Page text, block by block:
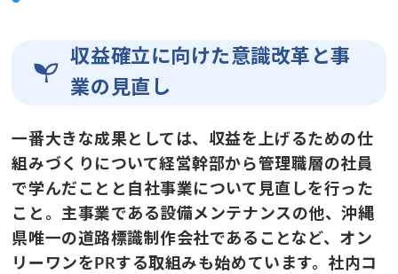
収益確立に向けた意識改革と事
業の見直し
一番大きな成果としては、収益を上げるための仕
組みづくりについて経営幹部から管理職層の社員
で学んだことと自社事業について見直しを行った
こと。主事業である設備メンテナンスの他、沖縄
県唯一の道路標識制作会社であることなど、オン
リーワンをPRする取組みも始めています。社内コ